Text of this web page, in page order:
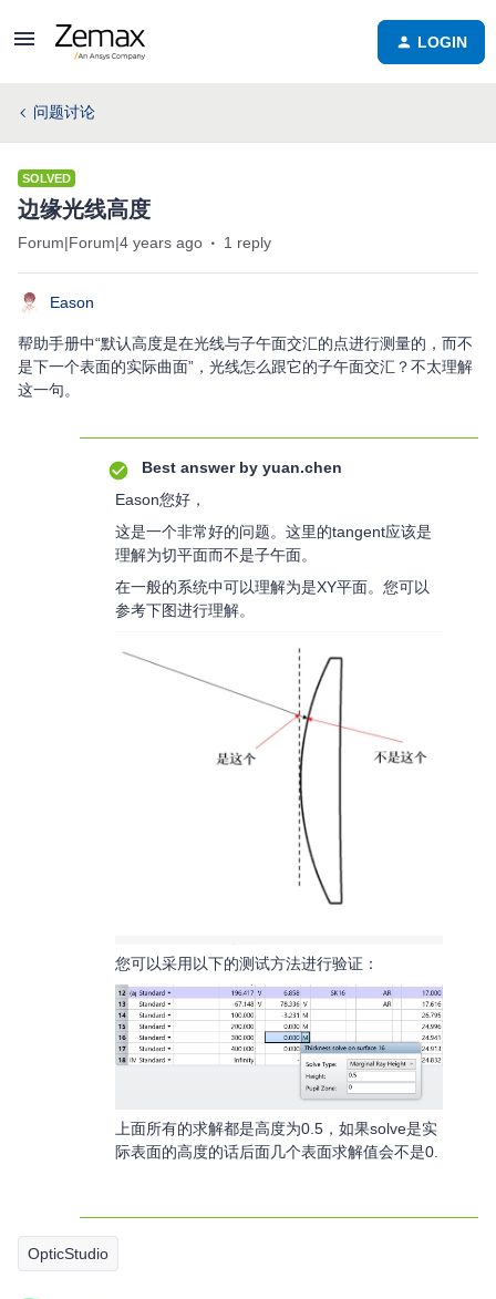
LOGIN
问题讨论
SOLVED
边缘光线高度
Forum|Forum|4 years ago 1 reply
Eason
帮助手册中“默认高度是在光线与子午面交汇的点进行测量的，而不
是下一个表面的实际曲面”，光线怎么跟它的子午面交汇？不太理解
这一句。
Best answer by yuan.chen
Eason您好，
这是一个非常好的问题。这里的tangent应该是
理解为切平面而不是子午面。
在一般的系统中可以理解为是XY平面。您可以
参考下图进行理解。
您可以采用以下的测试方法进行验证：
上面所有的求解都是高度为0.5，如果solve是实
际表面的高度的话后面几个表面求解值会不是0.
OpticStudio